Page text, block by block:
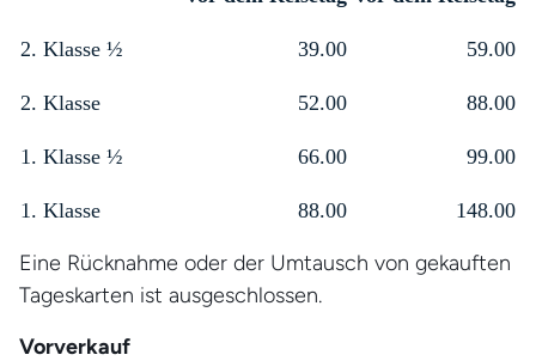
2. Klasse ½ 39.00 59.00
2. Klasse 52.00 88.00
1. Klasse ½ 66.00 99.00
1. Klasse 88.00 148.00
Eine Rücknahme oder der Umtausch von gekauften
Tageskarten ist ausgeschlossen.
Vorverkauf